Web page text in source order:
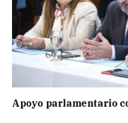
Apoyo parlamentario